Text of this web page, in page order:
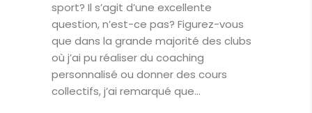
sport? Il s’agit d’une excellente
question, n’est-ce pas? Figurez-vous
que dans la grande majorité des clubs
où j’ai pu réaliser du coaching
personnalisé ou donner des cours
collectifs, j’ai remarqué que